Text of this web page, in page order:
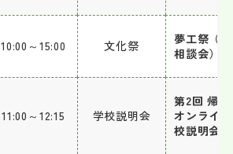
10:00～15:00 文化祭
夢工祭（
相談会）
11:00～12:15 学校説明会
第2回 帰
オンライ
校説明会①